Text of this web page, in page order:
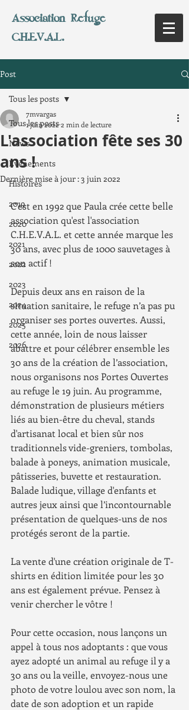
Association Refuge
C.H.E.V.A.L.
Post
Tous les posts
News
Evènements
Histoires
2019
2020
2021
2022
2023
2024
2025
2026
Tous les posts
L'association fête ses 30
ans !
7mvargas
1 juin 20222 min de lecture
Dernière mise à jour :3 juin 2022
C'est en 1992 que Paula crée cette belle
association qu'est l'association
C.H.E.V.A.L. et cette année marque les
30 ans, avec plus de 1000 sauvetages à
son actif !
Depuis deux ans en raison de la
situation sanitaire, le refuge n’a pas pu
organiser ses portes ouvertes. Aussi,
cette année, loin de nous laisser
abattre et pour célébrer ensemble les
30 ans de la création de l’association,
nous organisons nos Portes Ouvertes
au refuge le 19 juin. Au programme,
démonstration de plusieurs métiers
liés au bien-être du cheval, stands
d'artisanat local et bien sûr nos
traditionnels vide-greniers, tombolas,
balade à poneys, animation musicale,
pâtisseries, buvette et restauration.
Balade ludique, village d'enfants et
autres jeux ainsi que l’incontournable
présentation de quelques-uns de nos
protégés seront de la partie.
La vente d'une création originale de T-
shirts en édition limitée pour les 30
ans est également prévue. Pensez à
venir chercher le vôtre !
Pour cette occasion, nous lançons un
appel à tous nos adoptants : que vous
ayez adopté un animal au refuge il y a
30 ans ou la veille, envoyez-nous une
photo de votre loulou avec son nom, la
date de son adoption et un rapide